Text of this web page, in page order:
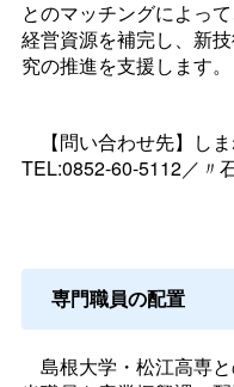
とのマッチングによっ
経営資源を補完し、新
究の推進を支援します。
【問い合わせ先】し
TEL:0852-60-5112／〃
専門職員の配置
島根大学・松江高専